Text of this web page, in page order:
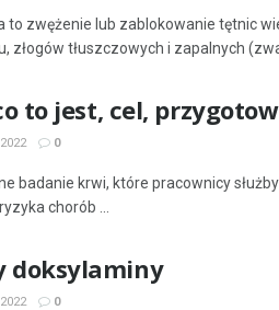
to zwężenie lub zablokowanie tętnic
tłuszczowych i zapalnych
to jest, cel,
0
badanie krwi, które pracownicy
chorób ...
doksylaminy
0